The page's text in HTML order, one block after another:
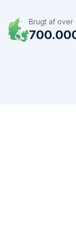
Brugt af over